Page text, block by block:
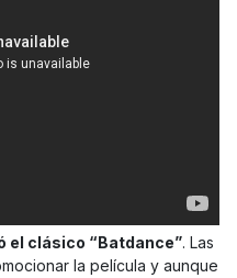
el clásico “Batdance”. Las
la película y aunque